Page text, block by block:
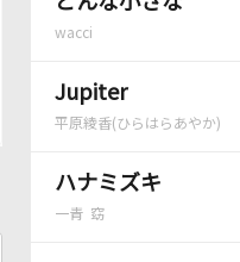
wacci
Jupiter
平原綾香(ひらはらあやか)
ハナミズキ
一青 窈